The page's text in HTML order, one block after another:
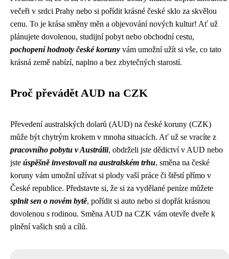
večeři v srdci Prahy nebo si pořídit krásné české sklo za skvělou
cenu. To je krása směny měn a objevování nových kultur! Ať už
plánujete dovolenou, studijní pobyt nebo obchodní cestu,
pochopení hodnoty české koruny vám umožní užít si vše, co tato
krásná země nabízí, naplno a bez zbytečných starostí.
Proč převádět AUD na CZK
Převedení australských dolarů (AUD) na české koruny (CZK)
může být chytrým krokem v mnoha situacích. Ať už se vracíte z
pracovního pobytu v Austrálii, obdrželi jste dědictví v AUD nebo
jste úspěšně investovali na australském trhu, směna na české
koruny vám umožní užívat si plody vaší práce či štěstí přímo v
České republice. Představte si, že si za vydělané peníze můžete
splnit sen o novém bytě, pořídit si auto nebo si dopřát krásnou
dovolenou s rodinou. Směna AUD na CZK vám otevře dveře k
plnění vašich snů a cílů.